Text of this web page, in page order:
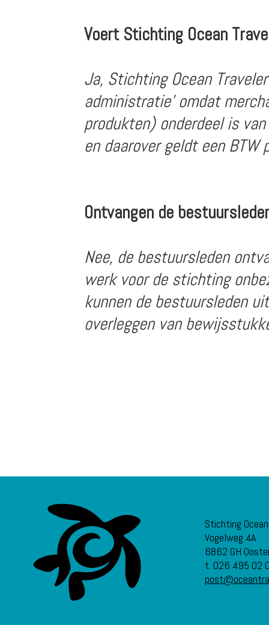
Voert Stichting Ocean
Ja, Stichting Ocean
administratie' omdat
produkten) onderdeel is
en daarover geldt een BTW
Ontvangen de
Nee, de bestuursleden
werk voor de stichting
kunnen de bestuursleden
overleggen van
Stichting
Vogelweg 4A
6862 GH
t. 026 495 02